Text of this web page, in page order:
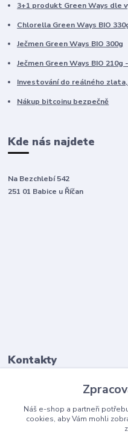
3+1 produkt Green Ways dle
Chlorella Green Ways BIO
Ječmen Green Ways BIO 300g
Ječmen Green Ways BIO
Investování do reálného
Nákup bitcoinu bezpečně
Kde nás najdete
Na Bezchlebí 542
251 01 Babice u Říčan
Kontakty
+420 731 153 092
Náš e-shop a partneři
cookies, aby Vám mohli